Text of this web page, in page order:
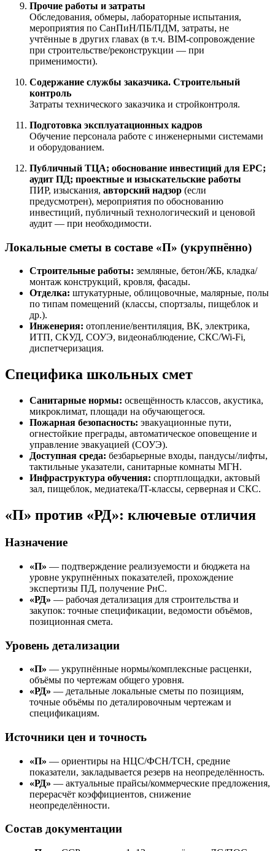
Прочие работы и затраты
Обследования, обмеры, лабораторные испытания,
мероприятия по СанПиН/ПБ/ПДМ, затраты, не
учтённые в других главах (в т.ч. BIM-сопровождение
при строительстве/реконструкции — при
применимости).
Содержание службы заказчика. Строительный
контроль
Затраты технического заказчика и стройконтроля.
Подготовка эксплуатационных кадров
Обучение персонала работе с инженерными системами
и оборудованием.
Публичный ТЦА; обоснование инвестиций для EPC;
аудит ПД; проектные и изыскательские работы
ПИР, изыскания, авторский надзор (если
предусмотрен), мероприятия по обоснованию
инвестиций, публичный технологический и ценовой
аудит — при необходимости.
Локальные сметы в составе «П» (укрупнённо)
Строительные работы: земляные, бетон/ЖБ, кладка/
монтаж конструкций, кровля, фасады.
Отделка: штукатурные, облицовочные, малярные, полы
по типам помещений (классы, спортзалы, пищеблок и
др.).
Инженерия: отопление/вентиляция, ВК, электрика,
ИТП, СКУД, СОУЭ, видеонаблюдение, СКС/Wi-Fi,
диспетчеризация.
Специфика школьных смет
Санитарные нормы: освещённость классов, акустика,
микроклимат, площади на обучающегося.
Пожарная безопасность: эвакуационные пути,
огнестойкие преграды, автоматическое оповещение и
управление эвакуацией (СОУЭ).
Доступная среда: безбарьерные входы, пандусы/лифты,
тактильные указатели, санитарные комнаты МГН.
Инфраструктура обучения: спортплощадки, актовый
зал, пищеблок, медиатека/IT-классы, серверная и СКС.
«П» против «РД»: ключевые отличия
Назначение
«П» — подтверждение реализуемости и бюджета на
уровне укрупнённых показателей, прохождение
экспертизы ПД, получение РнС.
«РД» — рабочая детализация для строительства и
закупок: точные спецификации, ведомости объёмов,
позиционная смета.
Уровень детализации
«П» — укрупнённые нормы/комплексные расценки,
объёмы по чертежам общего уровня.
«РД» — детальные локальные сметы по позициям,
точные объёмы по деталировочным чертежам и
спецификациям.
Источники цен и точность
«П» — ориентиры на НЦС/ФСН/ТСН, средние
показатели, закладывается резерв на неопределённость.
«РД» — актуальные прайсы/коммерческие предложения,
перерасчёт коэффициентов, снижение
неопределённости.
Состав документации